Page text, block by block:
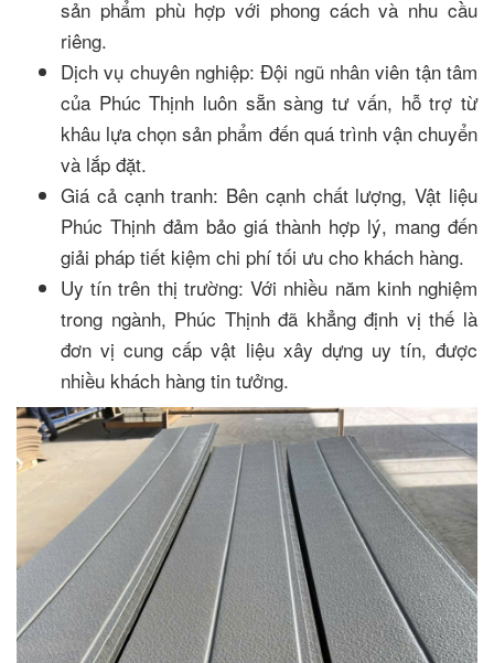
sản phẩm phù hợp với phong cách và nhu cầu
riêng.
Dịch vụ chuyên nghiệp: Đội ngũ nhân viên tận tâm
của Phúc Thịnh luôn sẵn sàng tư vấn, hỗ trợ từ
khâu lựa chọn sản phẩm đến quá trình vận chuyển
và lắp đặt.
Giá cả cạnh tranh: Bên cạnh chất lượng, Vật liệu
Phúc Thịnh đảm bảo giá thành hợp lý, mang đến
giải pháp tiết kiệm chi phí tối ưu cho khách hàng.
Uy tín trên thị trường: Với nhiều năm kinh nghiệm
trong ngành, Phúc Thịnh đã khẳng định vị thế là
đơn vị cung cấp vật liệu xây dựng uy tín, được
nhiều khách hàng tin tưởng.